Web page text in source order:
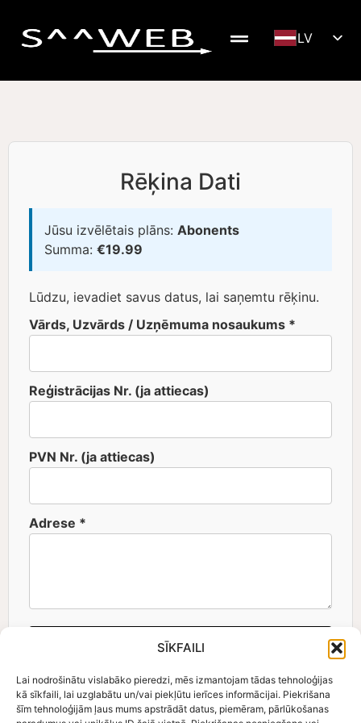
SĪKFAILI
Lai nodrošinātu vislabāko pieredzi, mēs izmantojam tādas tehnoloģijas
kā sīkfaili, lai uzglabātu un/vai piekļūtu ierīces informācijai. Piekrišana
šīm tehnoloģijām ļaus mums apstrādāt datus, piemēram, pārlūkošanas
LV
NB
Rēķina Dati
Jūsu izvēlētais plāns: Abonents
Summa: €19.99
Lūdzu, ievadiet savus datus, lai saņemtu rēķinu.
Vārds, Uzvārds / Uzņēmuma nosaukums *
Reģistrācijas Nr. (ja attiecas)
PVN Nr. (ja attiecas)
Adrese *
Ģenerēt un Lejupielādēt Rēķinu